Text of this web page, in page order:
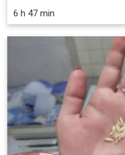
6 h 47 min